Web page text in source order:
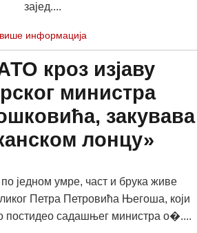
зајед....
више информација
кроз изјаву
министра
закувава
лонцу»
једном умре, част и брука живе
Петра Петровића Његоша, који
постидео садашњег министра о�....